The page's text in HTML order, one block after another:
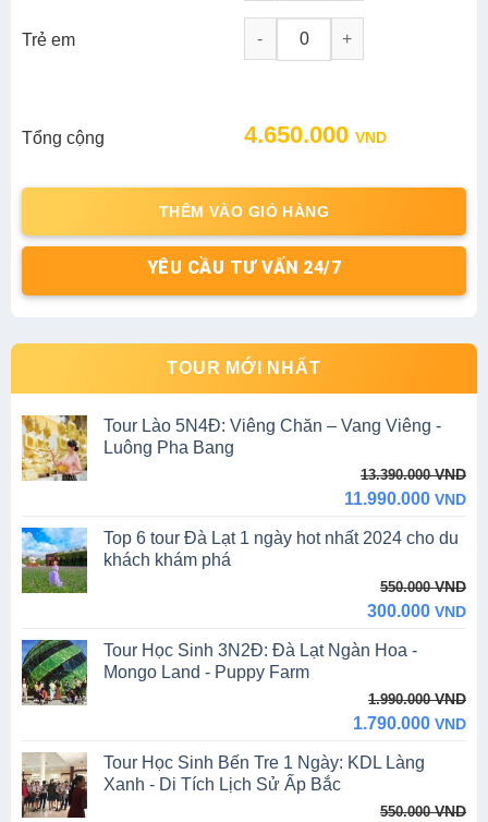
Trẻ em - +
Tổng cộng 4.650.000 VND
THÊM VÀO GIỎ HÀNG
YÊU CẦU TƯ VẤN 24/7
TOUR MỚI NHẤT
Tour Lào 5N4Đ: Viêng Chăn – Vang Viêng -
Luông Pha Bang
13.390.000VND
13.390.000 VND.
11.990.000 VND
11.990.000 VND.
Top 6 tour Đà Lạt 1 ngày hot nhất 2024 cho du
khách khám phá
550.000VND
550.000 VND.
300.000 VND
300.000 VND.
Tour Học Sinh 3N2Đ: Đà Lạt Ngàn Hoa -
Mongo Land - Puppy Farm
1.990.000VND
1.990.000 VND.
1.790.000 VND
1.790.000 VND.
Tour Học Sinh Bến Tre 1 Ngày: KDL Làng
Xanh - Di Tích Lịch Sử Ấp Bắc
550.000VND